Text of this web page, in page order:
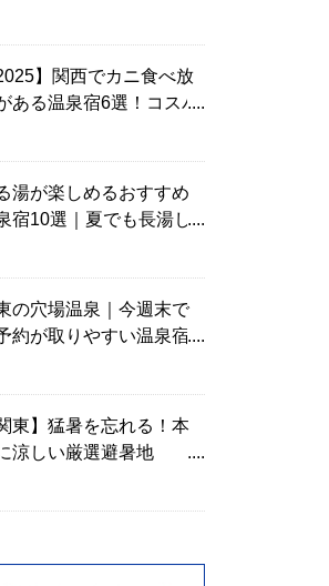
2025】関西でカニ食べ放
ある温泉宿6選！コスパ
湯が楽しめるおすすめ
宿10選｜夏でも長湯し
の穴場温泉｜今週末で
約が取りやすい温泉宿
関東】猛暑を忘れる！本
涼しい厳選避暑地